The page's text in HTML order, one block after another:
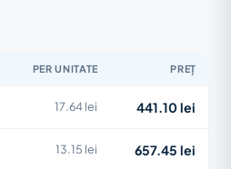
PER UNITATE PREȚ
17.64 lei 441.10 lei
13.15 lei 657.45 lei